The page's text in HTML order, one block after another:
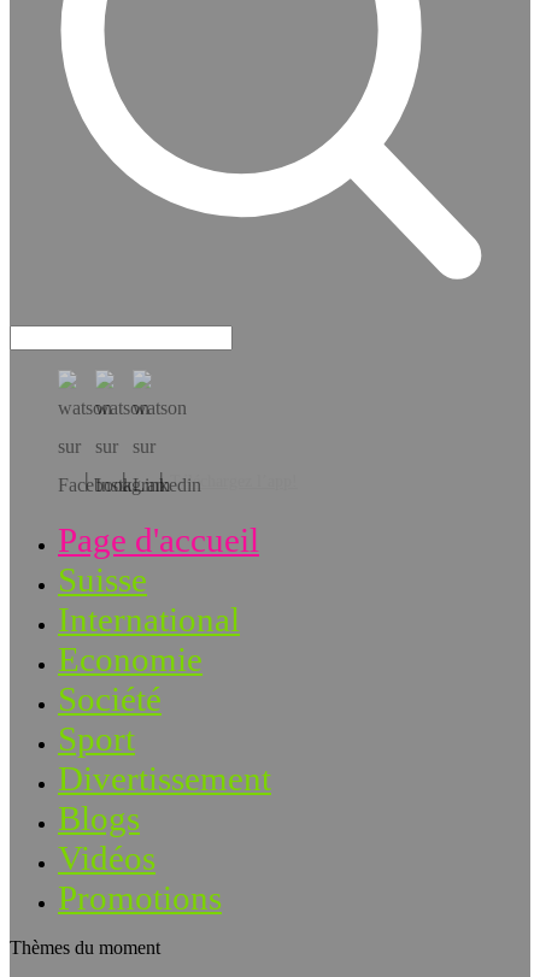
Téléchargez l’app!
Page d'accueil
Suisse
International
Economie
Société
Sport
Divertissement
Blogs
Vidéos
Promotions
Thèmes du moment